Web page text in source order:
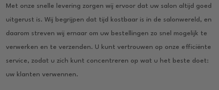
Met onze snelle levering zorgen wij ervoor dat uw salon altijd goed
uitgerust is. Wij begrijpen dat tijd kostbaar is in de salonwereld, en
daarom streven wij ernaar om uw bestellingen zo snel mogelijk te
verwerken en te verzenden. U kunt vertrouwen op onze efficiënte
service, zodat u zich kunt concentreren op wat u het beste doet:
uw klanten verwennen.